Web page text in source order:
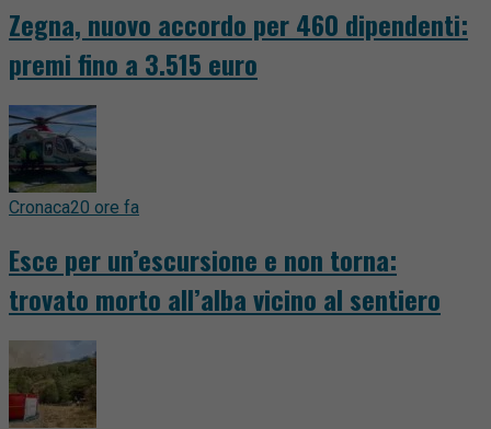
Zegna, nuovo accordo per 460 dipendenti:
premi fino a 3.515 euro
Cronaca20 ore fa
Esce per un’escursione e non torna:
trovato morto all’alba vicino al sentiero